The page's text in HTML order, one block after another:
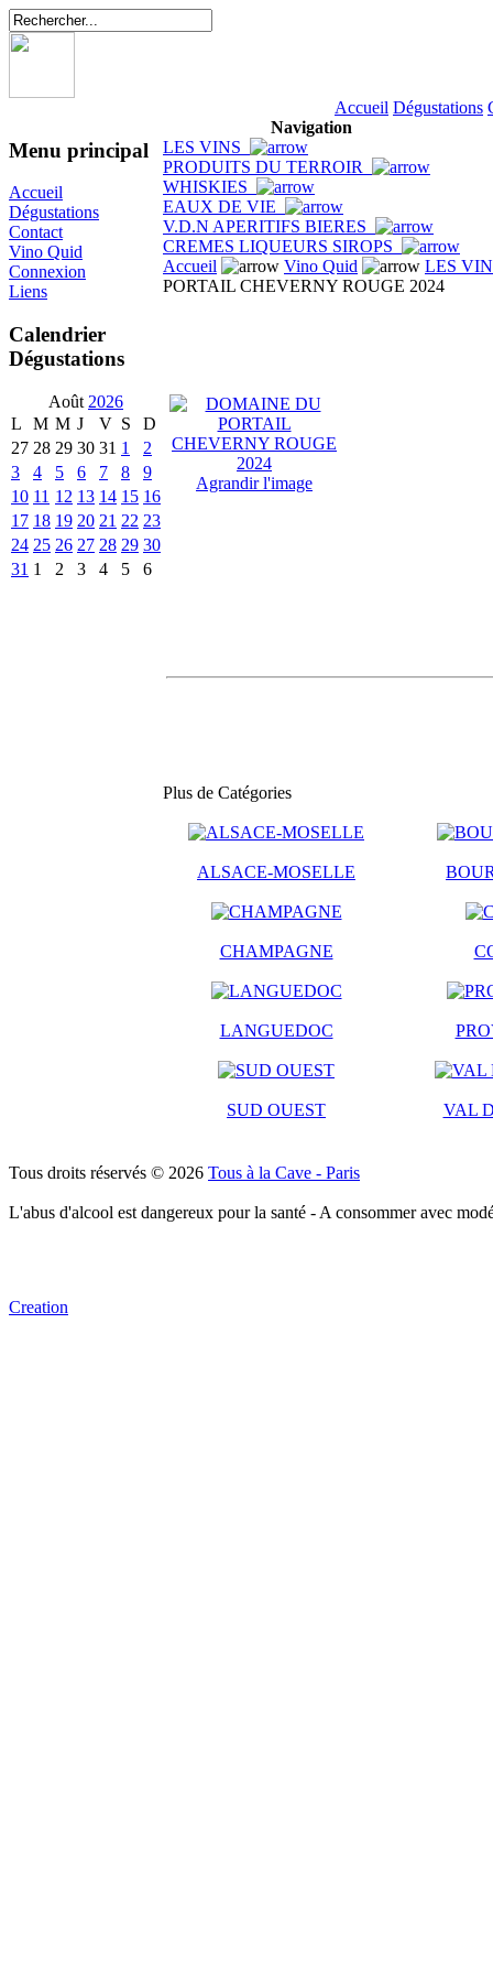
Accueil Dégustations
Menu principal
Accueil
Dégustations
Contact
Vino Quid
Connexion
Liens
Calendrier
Dégustations
Août 2026
L
M M J V S
D
27 28 29 30 31 1
2
3
4 5 6 7 8
9
10 11 12 13 14 15 16
17 18 19 20 21 22 23
24 25 26 27 28 29 30
31 1 2 3 4 5 6
Navigation
LES VINS
PRODUITS DU TERROIR
WHISKIES
EAUX DE VIE
V.D.N APERITIFS BIERES
CREMES LIQUEURS SIROPS
Accueil
Vino Quid
LES
PORTAIL CHEVERNY ROUGE 2024
Agrandir l'image
Plus de Catégories
ALSACE-MOSELLE
CHAMPAGNE
LANGUEDOC
SUD OUEST VAL
Tous droits réservés © 2026 Tous à la Cave - Paris
L'abus d'alcool est dangereux pour la santé - A consommer avec
Creation